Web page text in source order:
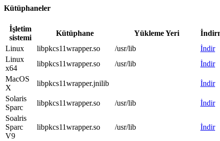
Kütüphaneler
İşletim
sistemi
Kütüphane Yükleme Yeri
Linux
libpkcs11wrapper.so /usr/lib
İndir
Linux
x64
libpkcs11wrapper.so /usr/lib
İndir
MacOS
X
libpkcs11wrapper.jnilib
İndir
Solaris
Sparc
libpkcs11wrapper.so /usr/lib
İndir
Soalris
Sparc
V9
libpkcs11wrapper.so /usr/lib İndir